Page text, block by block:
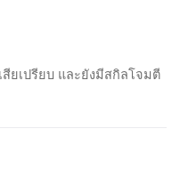
ยเปรียบ และยังมีสกิลโจมตี